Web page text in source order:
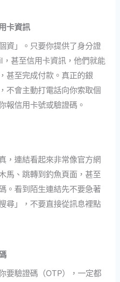
卡資訊
資」。只要你提供了身分證
甚至信用卡資訊，他們就能
甚至完成付款。真正的銀
不會主動打電話向你索取個
報信用卡號或驗證碼。
，連結看起來非常像官方網
馬、跳轉到釣魚頁面，甚至
。看到陌生連結先不要急著
尋」，不要直接從訊息裡點
要驗證碼（OTP），一定都